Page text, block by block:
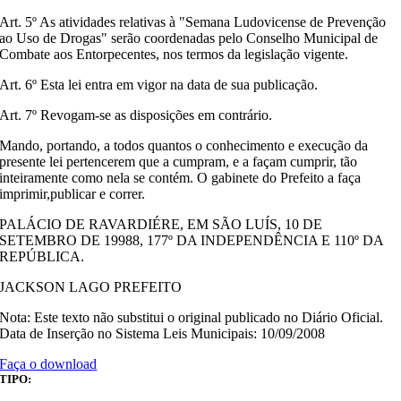
Art. 5º As atividades relativas à "Semana Ludovicense de Prevenção
ao Uso de Drogas" serão coordenadas pelo Conselho Municipal de
Combate aos Entorpecentes, nos termos da legislação vigente.
Art. 6º Esta lei entra em vigor na data de sua publicação.
Art. 7º Revogam-se as disposições em contrário.
Mando, portando, a todos quantos o conhecimento e execução da
presente lei pertencerem que a cumpram, e a façam cumprir, tão
inteiramente como nela se contém. O gabinete do Prefeito a faça
imprimir,publicar e correr.
PALÁCIO DE RAVARDIÉRE, EM SÃO LUÍS, 10 DE
SETEMBRO DE 19988, 177º DA INDEPENDÊNCIA E 110º DA
REPÚBLICA.
JACKSON LAGO PREFEITO
Nota: Este texto não substitui o original publicado no Diário Oficial.
Data de Inserção no Sistema Leis Municipais: 10/09/2008
Faça o download
TIPO: